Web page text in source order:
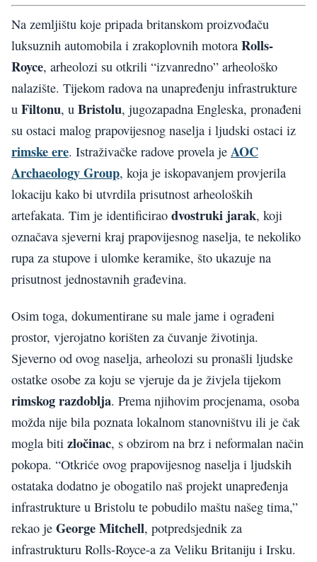
Na zemljištu koje pripada britanskom proizvođaču
luksuznih automobila i zrakoplovnih motora Rolls-
Royce, arheolozi su otkrili “izvanredno” arheološko
nalazište. Tijekom radova na unapređenju infrastrukture
u Filtonu, u Bristolu, jugozapadna Engleska, pronađeni
su ostaci malog prapovijesnog naselja i ljudski ostaci iz
rimske ere. Istraživačke radove provela je AOC
Archaeology Group, koja je iskopavanjem provjerila
lokaciju kako bi utvrdila prisutnost arheoloških
artefakata. Tim je identificirao dvostruki jarak, koji
označava sjeverni kraj prapovijesnog naselja, te nekoliko
rupa za stupove i ulomke keramike, što ukazuje na
prisutnost jednostavnih građevina.
Osim toga, dokumentirane su male jame i ograđeni
prostor, vjerojatno korišten za čuvanje životinja.
Sjeverno od ovog naselja, arheolozi su pronašli ljudske
ostatke osobe za koju se vjeruje da je živjela tijekom
rimskog razdoblja. Prema njihovim procjenama, osoba
možda nije bila poznata lokalnom stanovništvu ili je čak
mogla biti zločinac, s obzirom na brz i neformalan način
pokopa. “Otkriće ovog prapovijesnog naselja i ljudskih
ostataka dodatno je obogatilo naš projekt unapređenja
infrastrukture u Bristolu te pobudilo maštu našeg tima,”
rekao je George Mitchell, potpredsjednik za
infrastrukturu Rolls-Royce-a za Veliku Britaniju i Irsku.